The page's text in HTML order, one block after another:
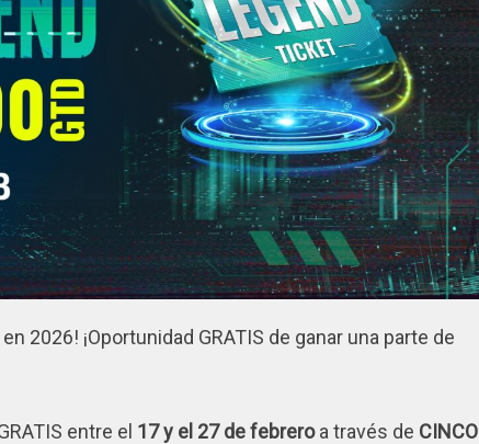
2026! ¡Oportunidad GRATIS de ganar una parte de
entre el 17 y el 27 de febreroa través de CINCO